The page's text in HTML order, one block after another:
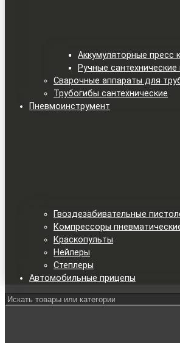
Аккумуляторные пресс
Ручные
Сварочные аппараты для
Трубогибы сантехнические
Пневмоинструмент
Гвоздезабивательные
Компрессоры
Краскопульты
Нейлеры
Степлеры
Автомобильные прицепы